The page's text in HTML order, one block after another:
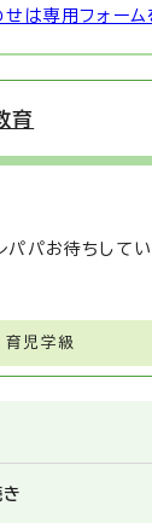
は専用フォーム
育
パパお待ちして
児学級
き